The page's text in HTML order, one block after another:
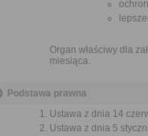
Organ właściwy dla
miesiąca.
Podstawa prawna
Ustawa z dnia 14
Ustawa z dnia 5